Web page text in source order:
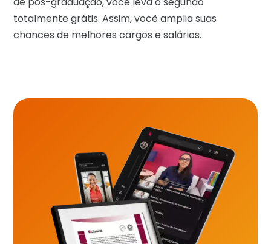
totalmente grátis. Assim, você amplia suas
chances de melhores cargos e salários.